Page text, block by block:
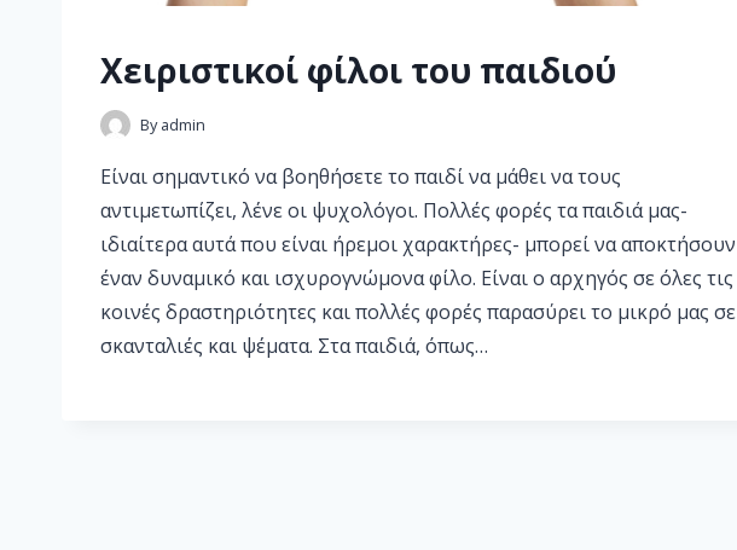
Χειριστικοί φίλοι του παιδιού
By admin
Είναι σημαντικό να βοηθήσετε το παιδί να μάθει να τους
αντιμετωπίζει, λένε οι ψυχολόγοι. Πολλές φορές τα παιδιά μας-
ιδιαίτερα αυτά που είναι ήρεμοι χαρακτήρες- μπορεί να αποκτήσουν
έναν δυναμικό και ισχυρογνώμονα φίλο. Είναι ο αρχηγός σε όλες τις
κοινές δραστηριότητες και πολλές φορές παρασύρει το μικρό μας σε
σκανταλιές και ψέματα. Στα παιδιά, όπως…